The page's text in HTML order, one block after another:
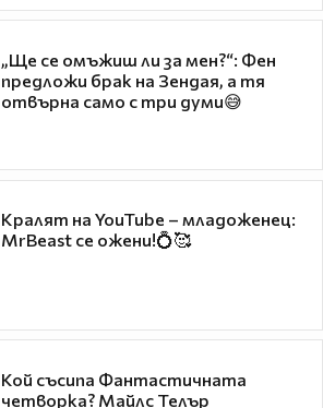
„Ще се омъжиш ли за мен?“: Фен
предложи брак на Зендая, а тя
отвърна само с три думи😅
Кралят на YouTube – младоженец:
MrBeast се ожени!💍🥰
Кой съсипа Фантастичната
четворка? Майлс Телър